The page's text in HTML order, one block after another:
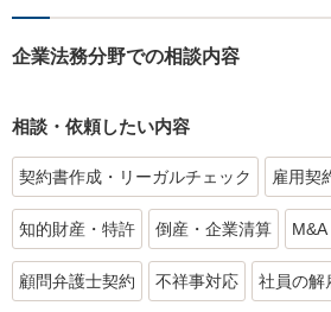
企業法務分野での相談内容
相談・依頼したい内容
契約書作成・リーガルチェック 雇用契
知的財産・特許 倒産・企業清算
顧問弁護士契約 不祥事対応 社員の解